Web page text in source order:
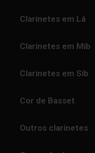
Clarinetes em Lá
Clarinetes em Mib
Clarinetes em Sib
Cor de Basset
Outros clarinetes